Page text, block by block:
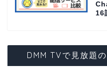
16
DMM TVで見放題